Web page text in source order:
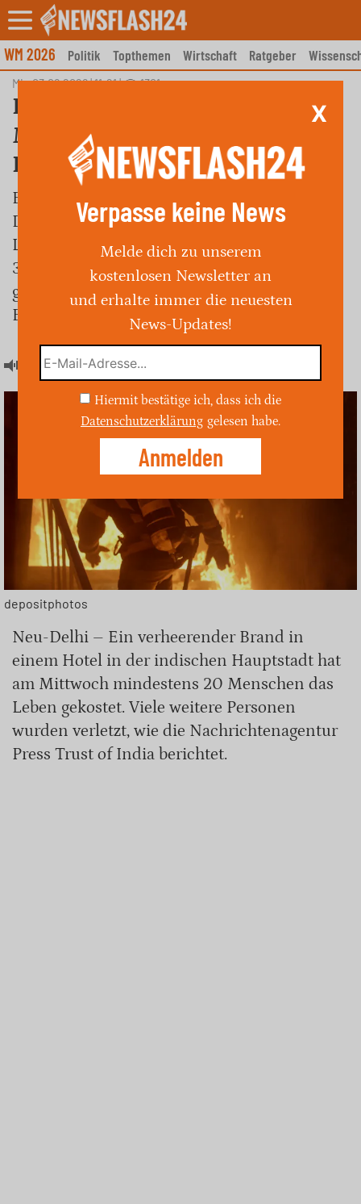
Skip
to
content
WM 2026 Politik Topthemen Wirtschaft Ratgeber
Mi., 03.06.2026 | 11:21| 1301
Feuerinferno: Mehr als 20
Menschen sterben in Hotel-
Feuer
Bei einem verheerenden Hotelbrand in Neu-
Delhi sind mindestens 20 Menschen ums
Leben gekommen, darunter auch Ausländer.
37 Personen konnten von der Feuerwehr
gerettet werden, während die genaue
Brandursache noch unklar ist.
Artikel hören
depositphotos
Neu-Delhi – Ein verheerender Brand in
einem Hotel in der indischen Hauptstadt hat
am Mittwoch mindestens 20 Menschen das
Leben gekostet. Viele weitere Personen
wurden verletzt, wie die Nachrichtenagentur
Press Trust of India berichtet.
X
Verpasse keine News
Melde dich zu unserem
kostenlosen Newsletter an
und erhalte immer die neuesten
News-Updates!
Hiermit bestätige ich, dass ich die
Datenschutzerklärung gelesen habe.